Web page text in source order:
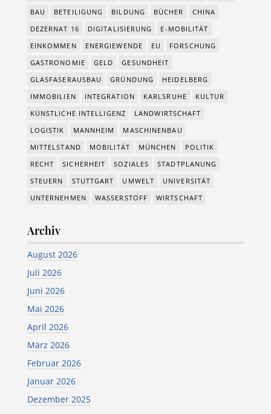
BAU
BETEILIGUNG BILDUNG BÜCHER
CHINA
DEZERNAT 16
DIGITALISIERUNG
E-MOBILITÄT
EINKOMMEN
ENERGIEWENDE EU
FORSCHUNG
GASTRONOMIE
GELD
GESUNDHEIT
GLASFASERAUSBAU
GRÜNDUNG
HEIDELBERG
IMMOBILIEN
INTEGRATION KARLSRUHE
KULTUR
KÜNSTLICHE INTELLIGENZ
LANDWIRTSCHAFT
LOGISTIK
MANNHEIM
MASCHINENBAU
MITTELSTAND
MOBILITÄT MÜNCHEN
POLITIK
RECHT
SICHERHEIT SOZIALES
STADTPLANUNG
STEUERN
STUTTGART UMWELT
UNIVERSITÄT
UNTERNEHMEN
WASSERSTOFF WIRTSCHAFT
Archiv
August 2026
Juli 2026
Juni 2026
Mai 2026
April 2026
März 2026
Februar 2026
Januar 2026
Dezember 2025